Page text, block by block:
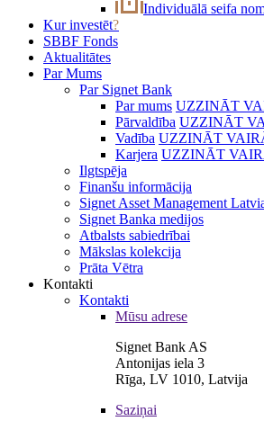
Individuālā seifa
Kur investēt?
SBBF Fonds
Aktualitātes
Par Mums
Par Signet Bank
Par mums UZZINĀT
Pārvaldība UZZINĀT
Vadība UZZINĀT
Karjera UZZINĀT
Ilgtspēja
Finanšu informācija
Signet Asset Management
Signet Banka medijos
Atbalsts sabiedrībai
Mākslas kolekcija
Prāta Vētra
Kontakti
Kontakti
Mūsu adrese
Signet Bank AS
Antonijas iela 3
Rīga, LV 1010, Latvija
Saziņai